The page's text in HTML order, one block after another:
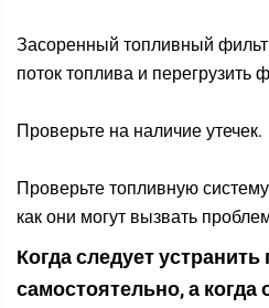
Засоренный топливный
поток топлива и перегрузить
Проверьте на наличие утечек.
Проверьте топливную
как они могут вызвать
Когда следует
самостоятельно, а когда